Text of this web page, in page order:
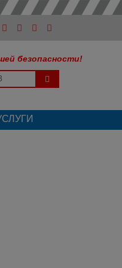
безопасности!